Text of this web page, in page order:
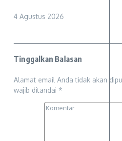
4 Agustus 2026
Tinggalkan Balasan
Alamat email Anda tidak akan
wajib ditandai *